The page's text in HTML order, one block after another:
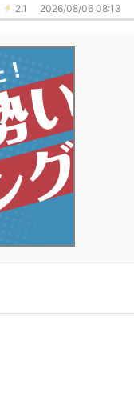
2.1 2026/08/06 08:13